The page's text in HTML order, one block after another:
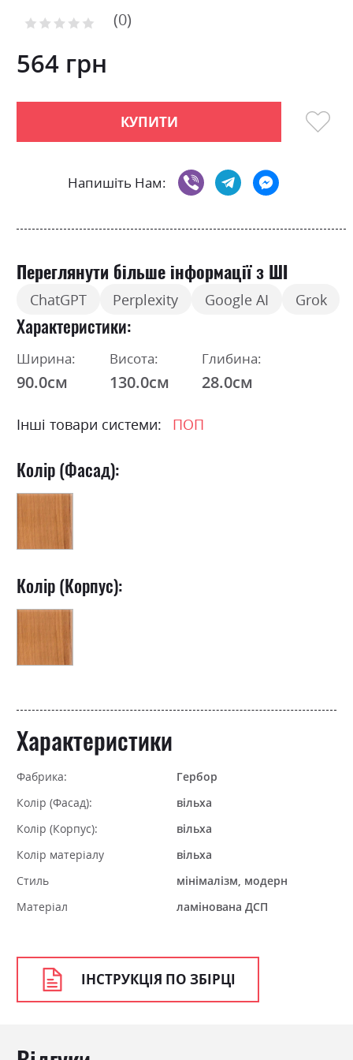
the
gallery
Рейтинг: 0
564 грн
КУПИТИ
Напишіть Нам:
Переглянути більше інформації з ШІ
ChatGPT Perplexity Google AI Grok
Характеристики
Ширина:
90.0см
Висота:
130.0см
Глибина:
28.0см
Інші товари системи: ПОП
Колір (Фасад):
Колір (Корпус):
Характеристики
Фабрика:
Гербор
Колір (Фасад):
вільха
Колір (Корпус):
вільха
Колір матеріалу
вільха
Стиль
мінімалізм, модерн
Матеріал
ламінована ДСП
ІНСТРУКЦІЯ ПО ЗБІРЦІ